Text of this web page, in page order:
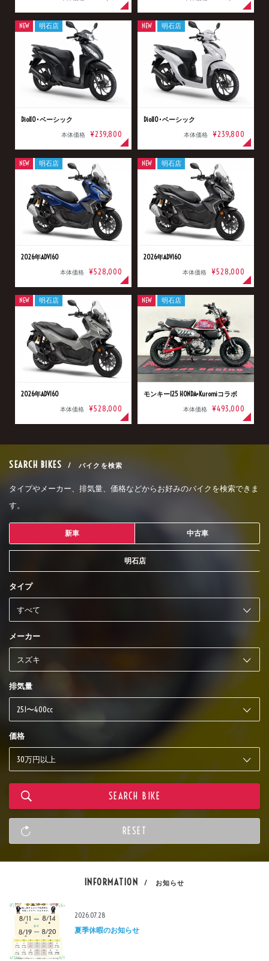
Dio110･ベーシック
本体価格 ¥239,800
NEW 明石店
Dio110･ベーシック
本体価格 ¥239,800
NEW 明石店
2026年ADV160
本体価格 ¥528,000
NEW 明石店
2026年ADV160
本体価格 ¥528,000
NEW 明石店
2026年ADV160
本体価格 ¥528,000
NEW 明石店
モンキー125 HONDA×Kuromiコラボ
本体価格 ¥493,000
NEW 明石店
SEARCH BIKES / バイクを検索
タイプやメーカー、排気量、価格などからお好みのバイクを検索できま
す。
新車 中古車
明石店
タイプ
メーカー
排気量
価格
INFORMATION / お知らせ
2026.07.28
夏季休暇のお知らせ